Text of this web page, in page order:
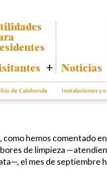
de
podas
Noticias
de Calahonda Instalaciones y
Parque
Senda litoral
Ruta a pie
singulares
Parque Canino
2025
hemos comentado
de limpieza
el mes de septiembre